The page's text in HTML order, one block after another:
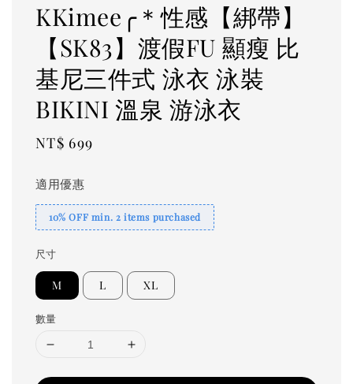
KKimee╭＊性感【綁帶】
【SK83】渡假FU 顯瘦 比
基尼三件式 泳衣 泳裝
BIKINI 溫泉 游泳衣
Regular
NT$ 699
適用優惠
10% OFF min. 2 items purchased
尺寸
M L XL
數量